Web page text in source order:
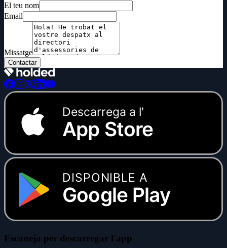
El teu nom
Email
Missatge
Contactar
Descarrega a l'
App Store
DISPONIBLE A
Google Play
Escaneja per descarregar l'app